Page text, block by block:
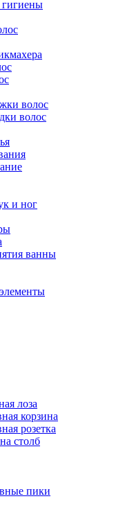
гигиены
волос
волос
и ног
ванны
лоза
корзина
розетка
столб
пики